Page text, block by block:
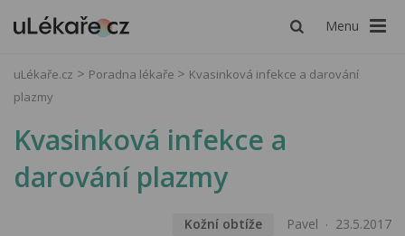
Menu
uLékaře.cz Poradna lékaře
Kvasinková infekce a darování
plazmy
Kvasinková infekce a
darování plazmy
Kožní obtíže Pavel 23.5.2017